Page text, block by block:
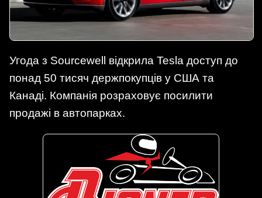
Угода з Sourcewell відкрила Tesla доступ до
понад 50 тисяч держпокупців у США та
Канаді. Компанія розраховує посилити
продажі в автопарках.